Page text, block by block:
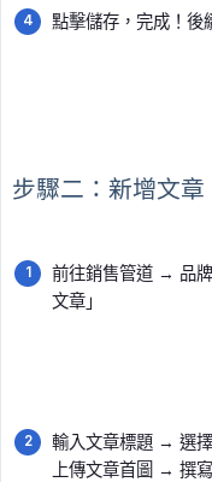
點擊儲存，完成！後
步驟二：新增文章
前往銷售管道 → 品
文章」
輸入文章標題 → 選
上傳文章首圖 → 撰